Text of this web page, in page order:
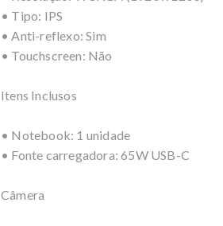
• Tipo: IPS
• Anti-reflexo: Sim
• Touchscreen: Não
Itens Inclusos
• Notebook: 1 unidade
• Fonte carregadora: 65W USB-C
Câmera